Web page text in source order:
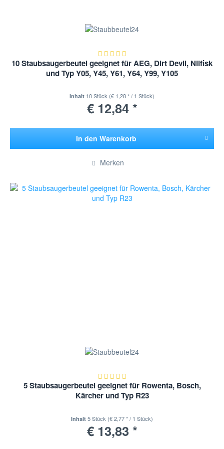
10 Staubsaugerbeutel geeignet für AEG, Dirt Devil, Nilfisk
und Typ Y05, Y45, Y61, Y64, Y99, Y105
Inhalt 10 Stück (€ 1,28 * / 1 Stück)
€ 12,84 *
In den Warenkorb
Hinzugefügt
Merken
5 Staubsaugerbeutel geeignet für Rowenta, Bosch,
Kärcher und Typ R23
Inhalt5 Stück (€ 2,77 * / 1 Stück)
€ 13,83 *